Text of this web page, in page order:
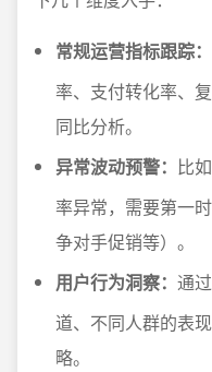
常规运营指标跟踪：
率、支付转化率、
同比分析。
异常波动预警： 比
率异常，需要第一
争对手促销等）。
用户行为洞察： 通
道、不同人群的表
略。